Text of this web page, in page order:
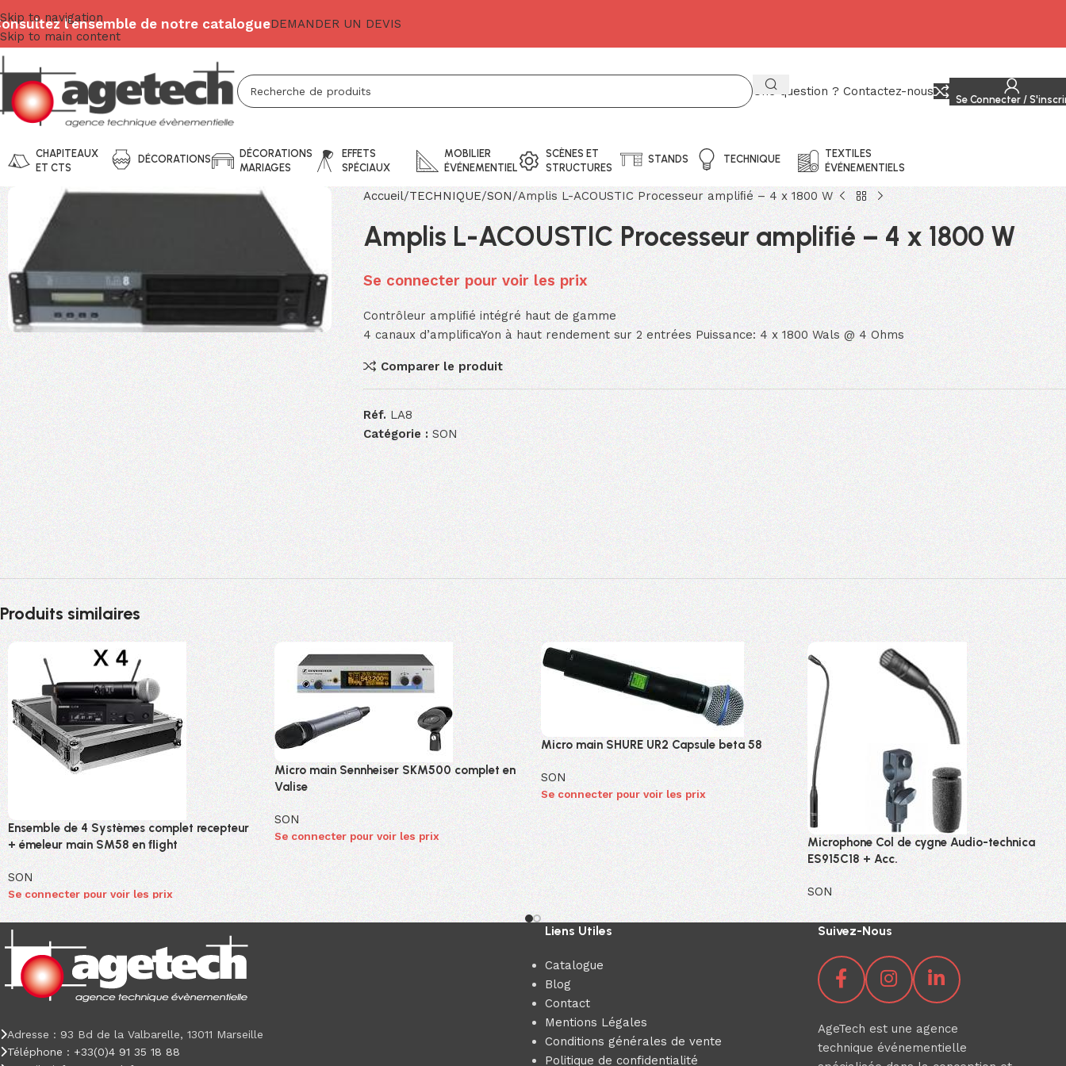
Skip to navigation
Skip to main content
l'ensemble de notre catalogueDEMANDER UN DEVIS
Une question ? Contactez-nous
Se Connecter /
CHAPITEAUX
ET CTS
DÉCORATIONS
DÉCORATIONS
MARIAGES
EFFETS
SPÉCIAUX
MOBILIER
ÉVÉNEMENTIEL
SCÈNES ET
STRUCTURES
STANDS TECHNIQUE
TEXTILES
ÉVÉNEMENTIELS
Accueil TECHNIQUE SON Amplis L-ACOUSTIC Processeur ampliﬁé – 4 x 1800 W
Amplis L-ACOUSTIC Processeur ampliﬁé – 4 x 1800 W
Se connecter pour voir les prix
Contrôleur ampliﬁé intégré haut de gamme
4 canaux d’ampliﬁcaYon à haut rendement sur 2 entrées Puissance: 4 x 1800 Wals @ 4 Ohms
Comparer le produit
Réf.LA8
Catégorie : SON
Produits similaires
Ensemble de 4 Systèmes complet recepteur
+ émeleur main SM58 en ﬂight
SON
Se connecter pour voir les prix
Micro main Sennheiser SKM500 complet en
Valise
SON
Se connecter pour voir les prix
Micro main SHURE UR2 Capsule beta 58
SON
Se connecter pour voir les prix
Microphone Col de cygne Audio-technica
ES915C18 + Acc.
SON
Se connecter pour voir les prix
Adresse : 93 Bd de la Valbarelle, 13011 Marseille
Téléphone : +33(0)4 91 35 18 88
Liens Utiles
Catalogue
Blog
Contact
Mentions Légales
Conditions générales de vente
Politique de confidentialité
Suivez-Nous
AgeTech est une agence
technique événementielle